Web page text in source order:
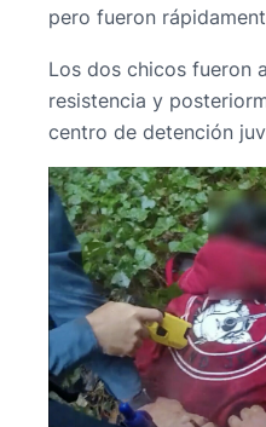
pero fueron
Los dos chicos fueron
resistencia y
centro de detención